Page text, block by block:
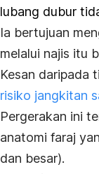
lubang dubur
Ia bertujuan
melalui najis itu
Kesan daripada
risiko jangkitan
Pergerakan ini
anatomi faraj
dan besar).